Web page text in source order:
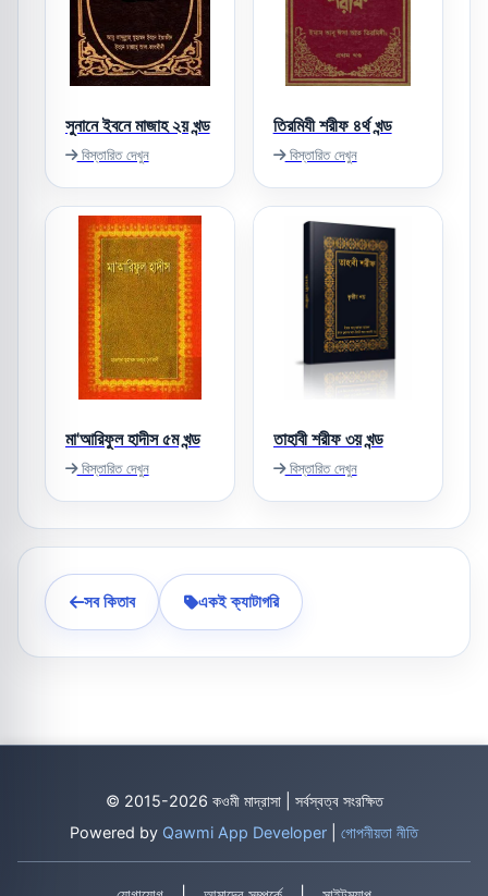
সুনানে ইবনে মাজাহ ২য় খন্ড
বিস্তারিত দেখুন
তিরমিযী শরীফ ৪র্থ খন্ড
বিস্তারিত দেখুন
মা'আরিফুল হাদীস ৫ম খন্ড
বিস্তারিত দেখুন
তাহাবী শরীফ ৩য় খন্ড
বিস্তারিত দেখুন
সব কিতাব একই ক্যাটাগরি
© 2015-2026 কওমী মাদ্রাসা | সর্বস্বত্ব সংরক্ষিত
Powered by Qawmi App Developer গোপনীয়তা নীতি